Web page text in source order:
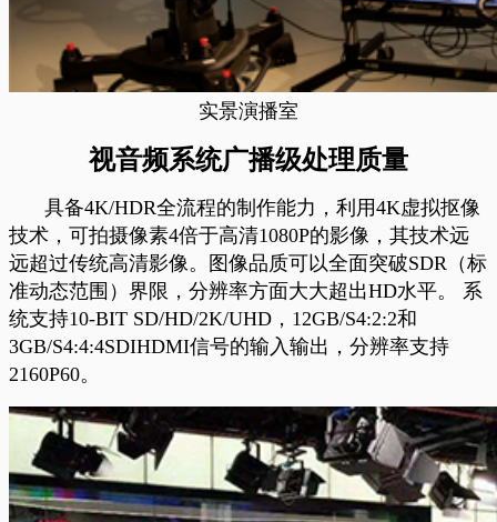
实景演播室
视音频系统广播级处理质量
具备4K/HDR全流程的制作能力，利用4K虚拟抠像
技术，可拍摄像素4倍于高清1080P的影像，其技术远
远超过传统高清影像。图像品质可以全面突破SDR（标
准动态范围）界限，分辨率方面大大超出HD水平。 系
统支持10-BIT SD/HD/2K/UHD，12GB/S4:2:2和
3GB/S4:4:4SDIHDMI信号的输入输出，分辨率支持
2160P60。